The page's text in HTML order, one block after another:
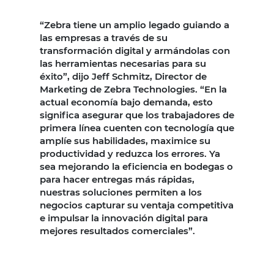
“Zebra tiene un amplio legado guiando a
las empresas a través de su
transformación digital y armándolas con
las herramientas necesarias para su
éxito”, dijo Jeff Schmitz, Director de
Marketing de Zebra Technologies. “En la
actual economía bajo demanda, esto
significa asegurar que los trabajadores de
primera línea cuenten con tecnología que
amplíe sus habilidades, maximice su
productividad y reduzca los errores. Ya
sea mejorando la eficiencia en bodegas o
para hacer entregas más rápidas,
nuestras soluciones permiten a los
negocios capturar su ventaja competitiva
e impulsar la innovación digital para
mejores resultados comerciales”.